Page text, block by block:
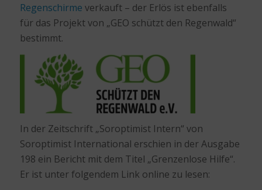
Regenschirme verkauft – der Erlös ist ebenfalls
für das Projekt von „GEO schützt den Regenwald“
bestimmt.
In der Zeitschrift „Soroptimist Intern“ von
Soroptimist International erschien in der Ausgabe
198 ein Bericht mit dem Titel „Grenzenlose Hilfe“.
Er ist unter folgendem Link online zu lesen: